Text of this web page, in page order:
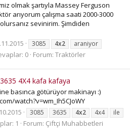
olmak şartıyla Massey Ferguson
arıyorum çalışma saati 2000-3000
sevinirim. Şimdiden
3085 4x2
araniyor
0 Forum: Traktörler
4X4 kafa kafaya
basınca götürüyor makinayı :)
watch?v=wm_Ih5CJoWY
3085 3635 4x2 4x4
ile
1 Forum: Çiftçi Muhabbetleri